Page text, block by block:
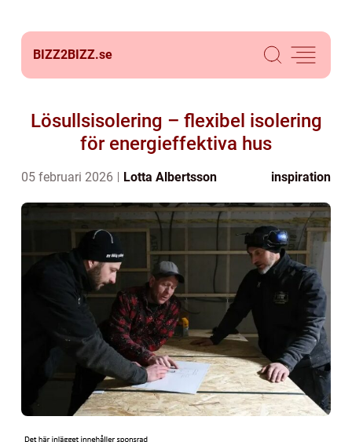
BIZZ2BIZZ.se
Lösullsisolering – flexibel isolering
för energieffektiva hus
05 februari 2026 Lotta Albertsson inspiration